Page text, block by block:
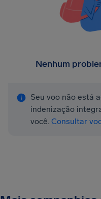
Nenhum
Seu voo não está
indenização
você. Consultar